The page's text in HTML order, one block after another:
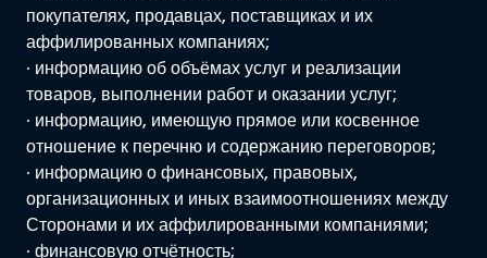
покупателях, продавцах, поставщиках и их
аффилированных компаниях;
· информацию об объёмах услуг и реализации
товаров, выполнении работ и оказании услуг;
· информацию, имеющую прямое или косвенное
отношение к перечню и содержанию переговоров;
· информацию о финансовых, правовых,
организационных и иных взаимоотношениях между
Сторонами и их аффилированными компаниями;
· финансовую отчётность;